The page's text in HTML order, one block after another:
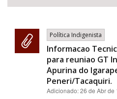
Política Indigenista
Informacao
para reuniao GT
Apurina do
Peneri/Tacaquiri.
Adicionado:26 de Abr de